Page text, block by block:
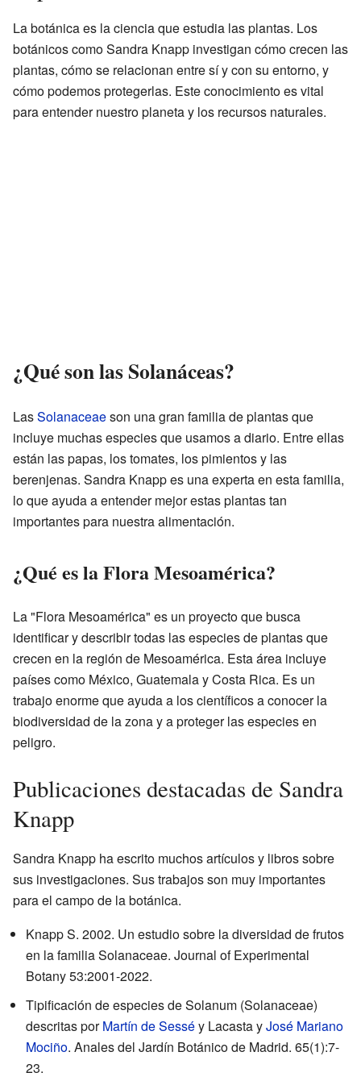
La botánica es la ciencia que estudia las plantas. Los
botánicos como Sandra Knapp investigan cómo crecen las
plantas, cómo se relacionan entre sí y con su entorno, y
cómo podemos protegerlas. Este conocimiento es vital
para entender nuestro planeta y los recursos naturales.
¿Qué son las Solanáceas?
LasSolanaceaeson una gran familia de plantas que
incluye muchas especies que usamos a diario. Entre ellas
están las papas, los tomates, los pimientos y las
berenjenas. Sandra Knapp es una experta en esta familia,
lo que ayuda a entender mejor estas plantas tan
importantes para nuestra alimentación.
¿Qué es la Flora Mesoamérica?
La "Flora Mesoamérica" es un proyecto que busca
identificar y describir todas las especies de plantas que
crecen en la región de Mesoamérica. Esta área incluye
países como México, Guatemala y Costa Rica. Es un
trabajo enorme que ayuda a los científicos a conocer la
biodiversidad de la zona y a proteger las especies en
peligro.
Publicaciones destacadas de Sandra
Knapp
Sandra Knapp ha escrito muchos artículos y libros sobre
sus investigaciones. Sus trabajos son muy importantes
para el campo de la botánica.
Knapp S. 2002. Un estudio sobre la diversidad de frutos
en la familia Solanaceae. Journal of Experimental
Botany 53:2001-2022.
Tipificación de especies de Solanum (Solanaceae)
descritas porMartín de Sesséy Lacasta yJosé Mariano
Mociño. Anales del Jardín Botánico de Madrid. 65(1):7-
23.